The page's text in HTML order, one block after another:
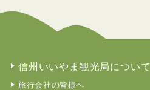
信州いいやま観光局について
旅行会社の皆様へ